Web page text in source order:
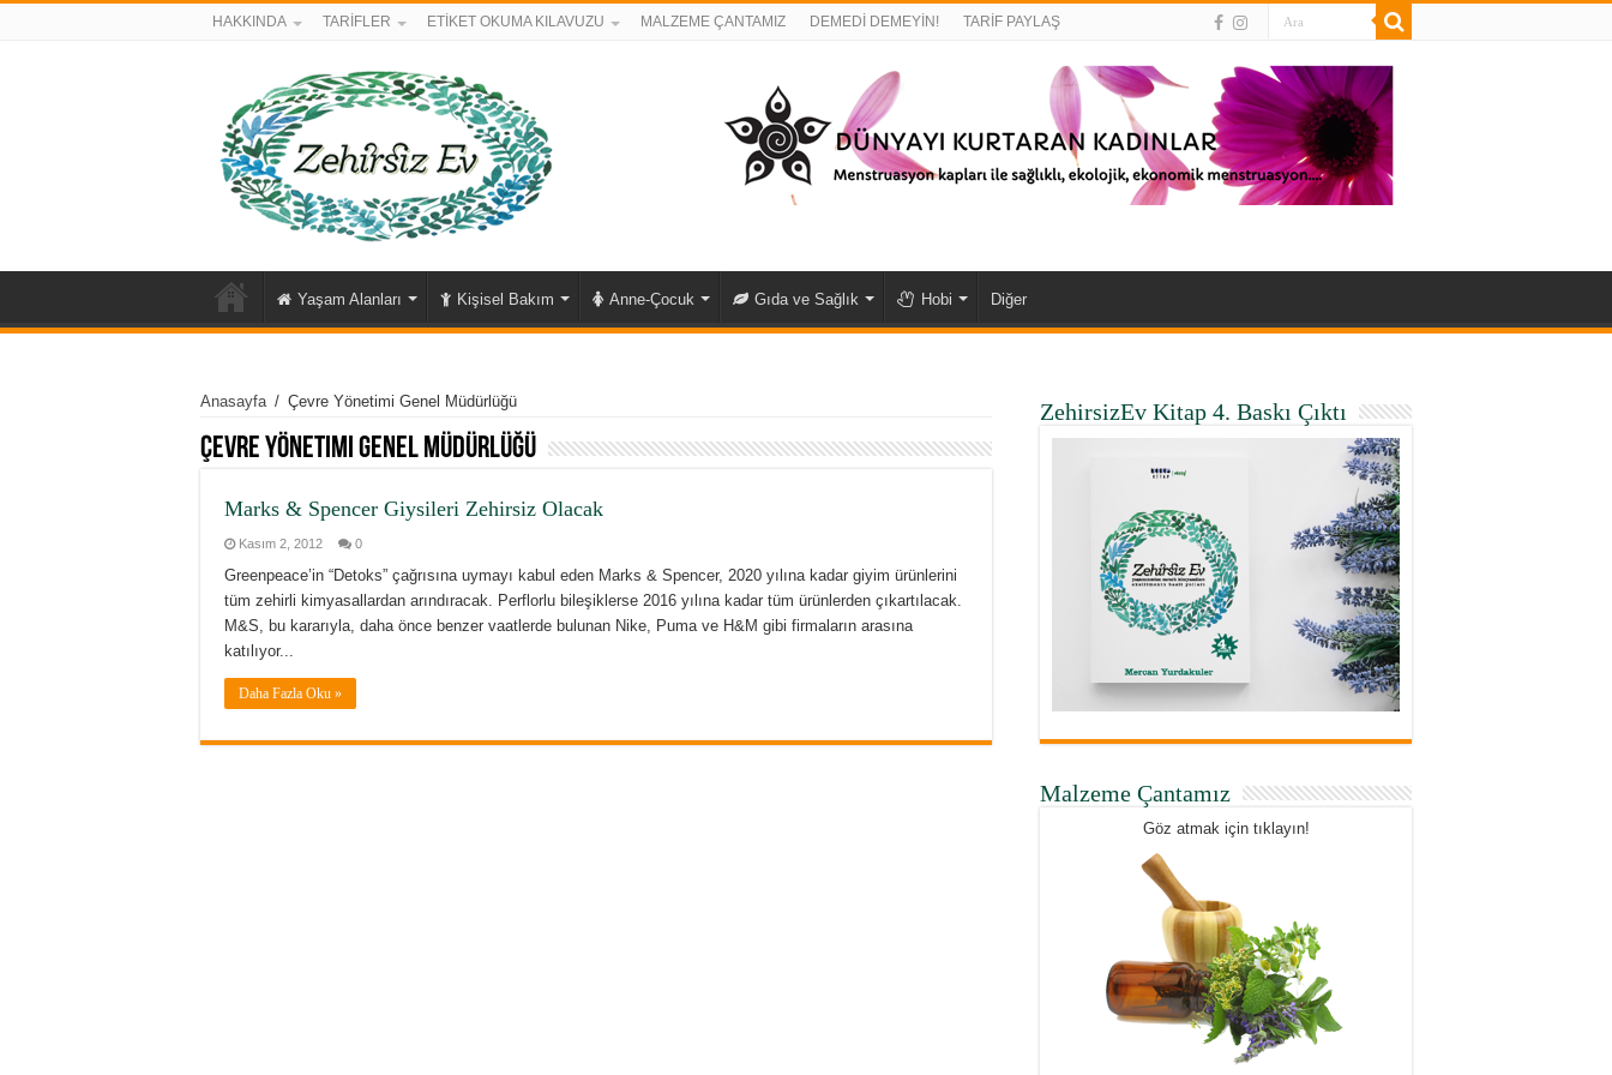
HAKKINDA TARİFLER ETİKET OKUMA KILAVUZU MALZEME ÇANTAMIZ DEMEDİ DEMEYİN! TARİF PAYLAŞ
Yaşam Alanları Kişisel Bakım Anne-Çocuk Gıda ve Sağlık Hobi Diğer
Anasayfa / Çevre Yönetimi Genel Müdürlüğü
Çevre Yönetimi Genel Müdürlüğü
Marks & Spencer Giysileri Zehirsiz Olacak
Kasım 2, 2012 0
Greenpeace’in “Detoks” çağrısına uymayı kabul eden Marks & Spencer, 2020 yılına kadar giyim ürünlerini
tüm zehirli kimyasallardan arındıracak. Perflorlu bileşiklerse 2016 yılına kadar tüm ürünlerden çıkartılacak.
M&S, bu kararıyla, daha önce benzer vaatlerde bulunan Nike, Puma ve H&M gibi firmaların arasına
katılıyor...
Daha Fazla Oku »
ZehirsizEv Kitap 4. Baskı Çıktı
Malzeme Çantamız
Göz atmak için tıklayın!